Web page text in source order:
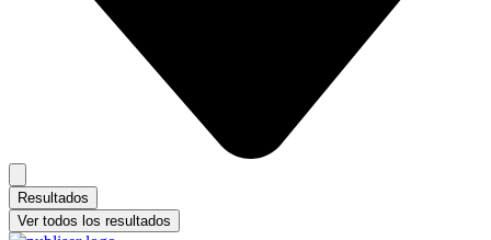
Resultados
Ver todos los resultados